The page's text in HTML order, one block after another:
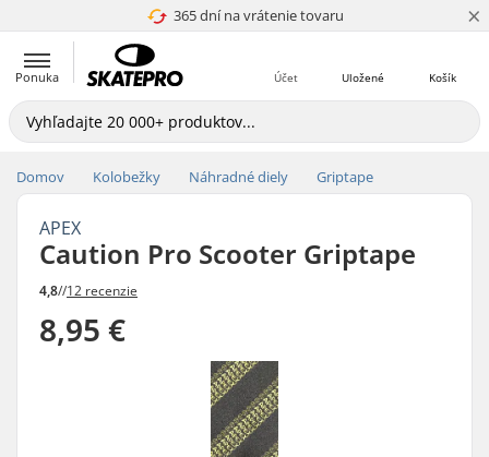
365 dní na vrátenie tovaru
4.8 z 5 ×
Ponuka Košík
Uložené
Účet
Domov Kolobežky Náhradné diely Griptape
APEX
Caution Pro Scooter Griptape
4,8//12 recenzie
8,95 €